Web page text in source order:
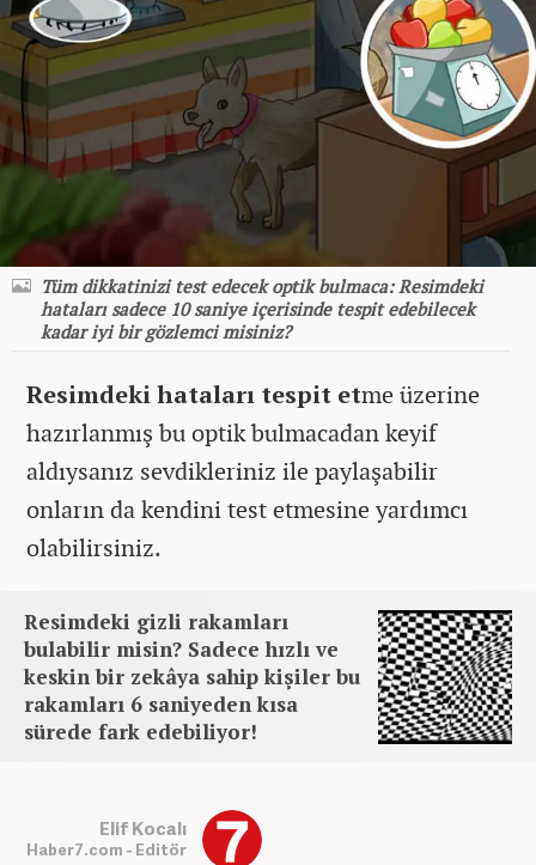
Tüm dikkatinizi test edecek optik bulmaca: Resimdeki
hataları sadece 10 saniye içerisinde tespit edebilecek
kadar iyi bir gözlemci misiniz?
Resimdeki hataları tespit etme üzerine
hazırlanmış bu optik bulmacadan keyif
aldıysanız sevdikleriniz ile paylaşabilir
onların da kendini test etmesine yardımcı
olabilirsiniz.
Resimdeki gizli rakamları
bulabilir misin? Sadece hızlı ve
keskin bir zekâya sahip kişiler bu
rakamları 6 saniyeden kısa
sürede fark edebiliyor!
Elif Kocalı
Haber7.com - Editör